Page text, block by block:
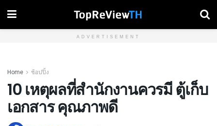
ADVERTISEMENT
Home ช้อปปิ้ง
10 เหตุผลที่สำนักงานควรมี ตู้เก็บ
เอกสาร คุณภาพดี